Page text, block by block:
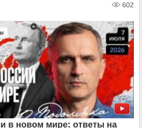
602
в новом мире: ответы на